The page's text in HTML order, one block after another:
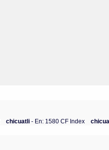
chicuatli- En: 1580 CF Index